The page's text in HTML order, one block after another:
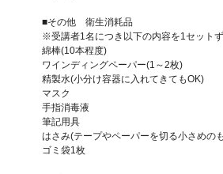
■その他 衛生消耗品
※受講者1名につき以下の内容を1セットず
綿棒(10本程度)
ワインディングペーパー(1～2枚)
精製水(小分け容器に入れてきてもOK)
マスク
手指消毒液
筆記用具
はさみ(テープやペーパーを切る小さめの
ゴミ袋1枚